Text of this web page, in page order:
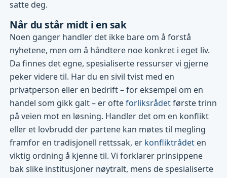
satte deg.
Når du står midt i en sak
Noen ganger handler det ikke bare om å forstå
nyhetene, men om å håndtere noe konkret i eget liv.
Da finnes det egne, spesialiserte ressurser vi gjerne
peker videre til. Har du en sivil tvist med en
privatperson eller en bedrift – for eksempel om en
handel som gikk galt – er ofteforliksrådetførste trinn
på veien mot en løsning. Handler det om en konflikt
eller et lovbrudd der partene kan møtes til megling
framfor en tradisjonell rettssak, er konfliktrådet en
viktig ordning å kjenne til. Vi forklarer prinsippene
bak slike institusjoner nøytralt, mens de spesialiserte